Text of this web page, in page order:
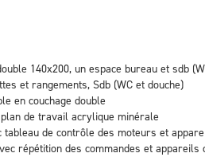
140x200, un espace bureau et sdb
et rangements, Sdb (WC et douche)
en couchage double
de travail acrylique minérale
tableau de contrôle des moteurs et
répétition des commandes et appareils